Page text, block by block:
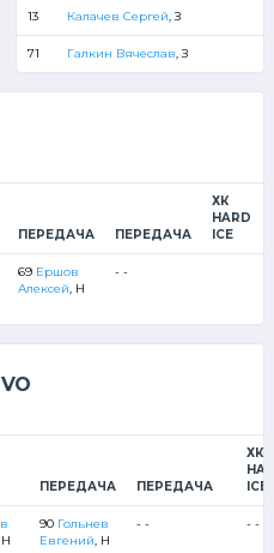
13 Калачев Сергей, З
71 Галкин Вячеслав, З
ПЕРЕДАЧА ПЕРЕДАЧА
ХК
HARD
ICE
69 Ершов
Алексей, Н
- -
ПЕРЕДАЧА ПЕРЕДАЧА
ХК
ICE
Н
90 Гольнев
Евгений, Н
- - - - -